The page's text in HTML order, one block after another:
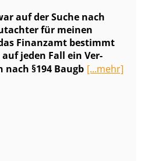
auf der Suche nach
für meinen
Finanzamt bestimmt
jeden Fall ein Ver­
§194 Baugb [...mehr]